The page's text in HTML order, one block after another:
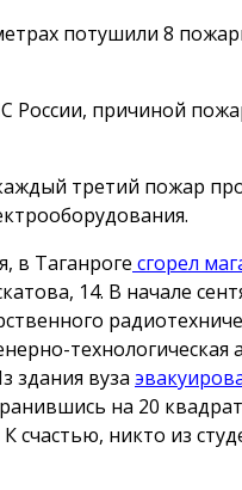
потушили 8
России, причиной
третий пожар
в Таганроге сгорел
14. В начале
здания вуза
на 20
счастью, никто из